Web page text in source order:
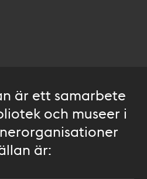
är ett samarbete
och museer i
är: